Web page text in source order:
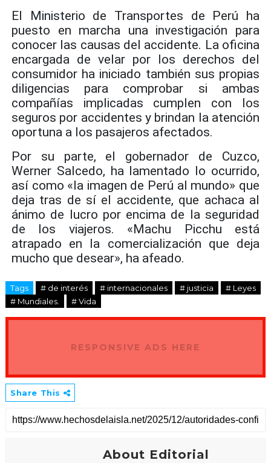
El Ministerio de Transportes de Perú ha
puesto en marcha una investigación para
conocer las causas del accidente. La oficina
encargada de velar por los derechos del
consumidor ha iniciado también sus propias
diligencias para comprobar si ambas
compañías implicadas cumplen con los
seguros por accidentes y brindan la atención
oportuna a los pasajeros afectados.
Por su parte, el gobernador de Cuzco,
Werner Salcedo, ha lamentado lo ocurrido,
así como «la imagen de Perú al mundo» que
deja tras de sí el accidente, que achaca al
ánimo de lucro por encima de la seguridad
de los viajeros. «Machu Picchu está
atrapado en la comercialización que deja
mucho que desear», ha afeado.
Tags # de interés # internacionales # justicia
# Leyes
# Mundiales.
# Vida
RESPONSIVE ADS HERE
Share This
About Editorial